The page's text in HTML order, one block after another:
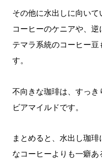
その他に水出しに向い
コーヒーのケニアや、
テマラ系統のコーヒー
す。
不向きな珈琲は、すっ
ビアマイルドです。
まとめると、水出し珈
なコーヒーよりも一癖あ